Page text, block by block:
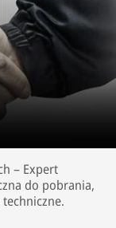
– Expert
do pobrania,